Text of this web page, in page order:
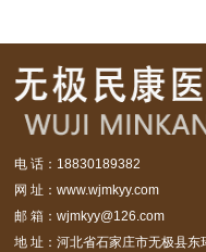
电 话：18830189382
网 址：www.wjmkyy.com
邮 箱：wjmkyy@126.com
地 址：河北省石家庄市无极县